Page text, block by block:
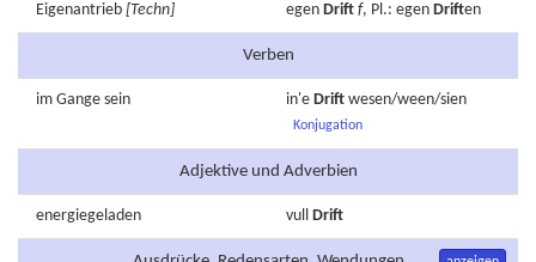
Eigenantrieb [Techn] egen Drift f, Pl.: egen Driften
Verben
im Gange sein in'e Drift wesen/ween/sien
Konjugation
Adjektive und Adverbien
energiegeladen vull Drift